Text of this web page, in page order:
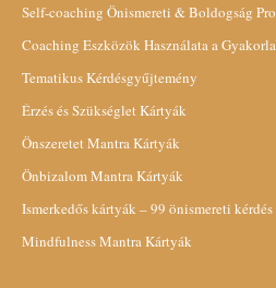
Self-coaching Önismereti & Boldogság
Coaching Eszközök Használata a
Tematikus Kérdésgyűjtemény
Érzés és Szükséglet Kártyák
Önszeretet Mantra Kártyák
Önbizalom Mantra Kártyák
Ismerkedős kártyák – 99 önismereti kérdés
Mindfulness Mantra Kártyák